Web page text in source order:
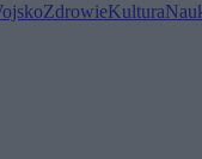
ZdrowieKultura